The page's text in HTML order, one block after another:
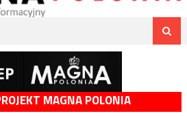
MAGNA POLONIA